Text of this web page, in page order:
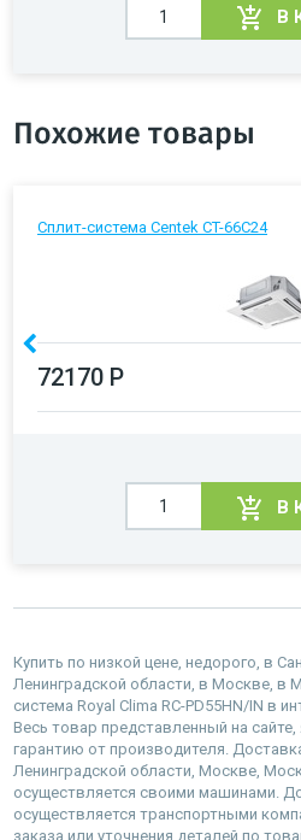
В
Похожие товары
Сплит-система Centek CT-66C24
72170 Р
В
Купить по низкой цене, недорого, в
Ленинградской области, в Москве, в
система Royal Clima RC-PD55HN/IN в
Весь товар представленный на
гарантию от производителя.
Ленинградской области, Москве,
осуществляется своими машинами.
осуществляется транспортными
заказа или уточнения деталей по